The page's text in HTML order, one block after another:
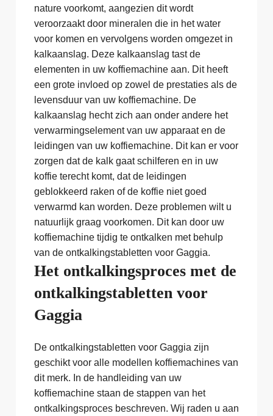
nature voorkomt, aangezien dit wordt
veroorzaakt door mineralen die in het water
voor komen en vervolgens worden omgezet in
kalkaanslag. Deze kalkaanslag tast de
elementen in uw koffiemachine aan. Dit heeft
een grote invloed op zowel de prestaties als de
levensduur van uw koffiemachine. De
kalkaanslag hecht zich aan onder andere het
verwarmingselement van uw apparaat en de
leidingen van uw koffiemachine. Dit kan er voor
zorgen dat de kalk gaat schilferen en in uw
koffie terecht komt, dat de leidingen
geblokkeerd raken of de koffie niet goed
verwarmd kan worden. Deze problemen wilt u
natuurlijk graag voorkomen. Dit kan door uw
koffiemachine tijdig te ontkalken met behulp
van de ontkalkingstabletten voor Gaggia.
Het ontkalkingsproces met de
ontkalkingstabletten voor
Gaggia
De ontkalkingstabletten voor Gaggia zijn
geschikt voor alle modellen koffiemachines van
dit merk. In de handleiding van uw
koffiemachine staan de stappen van het
ontkalkingsproces beschreven. Wij raden u aan